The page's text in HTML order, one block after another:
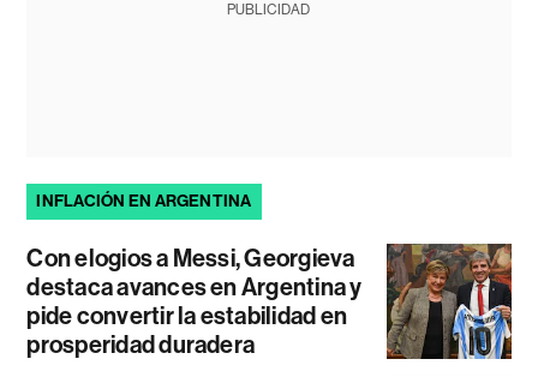
PUBLICIDAD
INFLACIÓN EN ARGENTINA
Con elogios a Messi, Georgieva
destaca avances en Argentina y
pide convertir la estabilidad en
prosperidad duradera